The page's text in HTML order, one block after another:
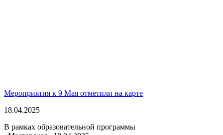
Мероприятия к 9 Мая отметили на карте
18.04.2025
В рамках образовательной программы